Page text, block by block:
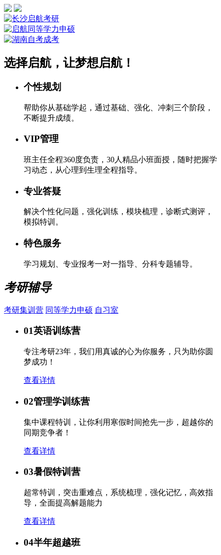
选择启航，让梦想启航！
个性规划
帮助你从基础学起，通过基础、强化、冲刺三个阶段，
不断提升成绩。
VIP管理
班主任全程360度负责，30人精品小班面授，随时把握学
习动态，从心理到生理全程指导。
专业答疑
解决个性化问题，强化训练，模块梳理，诊断式测评，
模拟特训。
特色服务
学习规划、专业报考一对一指导、分科专题辅导。
考研辅导
考研集训营 同等学力申硕 自习室
01英语训练营
专注考研23年，我们用真诚的心为你服务，只为助你圆
梦成功！
查看详情
02管理学训练营
集中课程特训，让你利用寒假时间抢先一步，超越你的
同期竞争者！
查看详情
03暑假特训营
超常特训，突击重难点，系统梳理，强化记忆，高效指
导，全面提高解题能力
查看详情
04半年超越班